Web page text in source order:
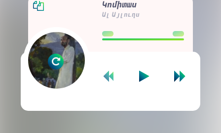
Կոմիտաս
Ալ Այլուղս
00:00 00:00